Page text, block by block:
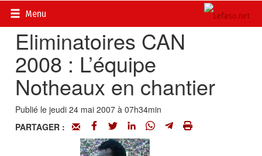
Menu
Accueil>
Eliminatoires CAN
2008 : L’équipe
Notheaux en chantier
Publié le jeudi 24 mai 2007 à 07h34min
PARTAGER :